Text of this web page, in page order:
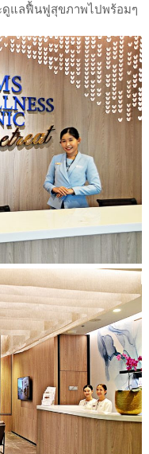
ดูแลฟื้นฟูสุขภาพไปพร้อมๆ